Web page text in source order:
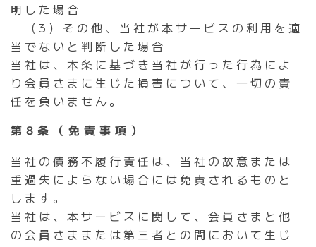
明した場合
（3）その他、当社が本サービスの利用を適
当でないと判断した場合
当社は、本条に基づき当社が行った行為によ
り会員さまに生じた損害について、一切の責
任を負いません。
第8条（免責事項）
当社の債務不履行責任は、当社の故意または
重過失によらない場合には免責されるものと
します。
当社は、本サービスに関して、会員さまと他
の会員さままたは第三者との間において生じ